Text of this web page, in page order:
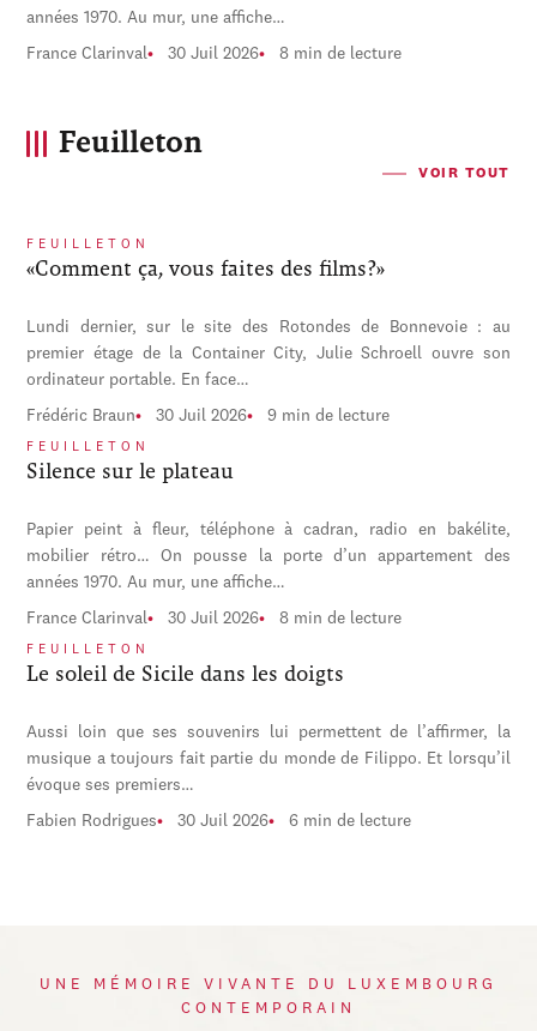
années 1970. Au mur, une affiche…
France Clarinval 30 Juil 2026 8 min de lecture
Feuilleton
VOIR TOUT
FEUILLETON
«Comment ça, vous faites des films?»
Lundi dernier, sur le site des Rotondes de Bonnevoie : au
premier étage de la Container City, Julie Schroell ouvre son
ordinateur portable. En face…
Frédéric Braun 30 Juil 2026 9 min de lecture
FEUILLETON
Silence sur le plateau
Papier peint à fleur, téléphone à cadran, radio en bakélite,
mobilier rétro… On pousse la porte d’un appartement des
années 1970. Au mur, une affiche…
France Clarinval 30 Juil 2026 8 min de lecture
FEUILLETON
Le soleil de Sicile dans les doigts
Aussi loin que ses souvenirs lui permettent de l’affirmer, la
musique a toujours fait partie du monde de Filippo. Et lorsqu’il
évoque ses premiers…
Fabien Rodrigues 30 Juil 2026 6 min de lecture
UNE MÉMOIRE VIVANTE DU LUXEMBOURG
CONTEMPORAIN